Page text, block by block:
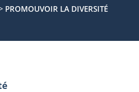
PROMOUVOIR LA DIVERSITÉ